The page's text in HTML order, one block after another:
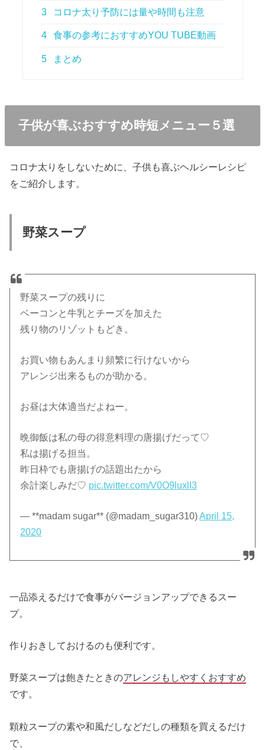
3 コロナ太り予防には量や時間も注意
4 食事の参考におすすめYOU TUBE動画
5 まとめ
子供が喜ぶおすすめ時短メニュー５選
コロナ太りをしないために、子供も喜ぶヘルシーレシピ
をご紹介します。
野菜スープ
野菜スープの残りに
ベーコンと牛乳とチーズを加えた
残り物のリゾットもどき。
お買い物もあんまり頻繁に行けないから
アレンジ出来るものが助かる。
お昼は大体適当だよねー。
晩御飯は私の母の得意料理の唐揚げだって♡
私は揚げる担当。
昨日枠でも唐揚げの話題出たから
余計楽しみだ♡ pic.twitter.com/V0O9luxlI3
— **madam sugar** (@madam_sugar310)April 15,
2020
一品添えるだけで食事がバージョンアップできるスー
プ。
作りおきしておけるのも便利です。
野菜スープは飽きたときのアレンジもしやすくおすすめ
です。
顆粒スープの素や和風だしなどだしの種類を買えるだけ
で、